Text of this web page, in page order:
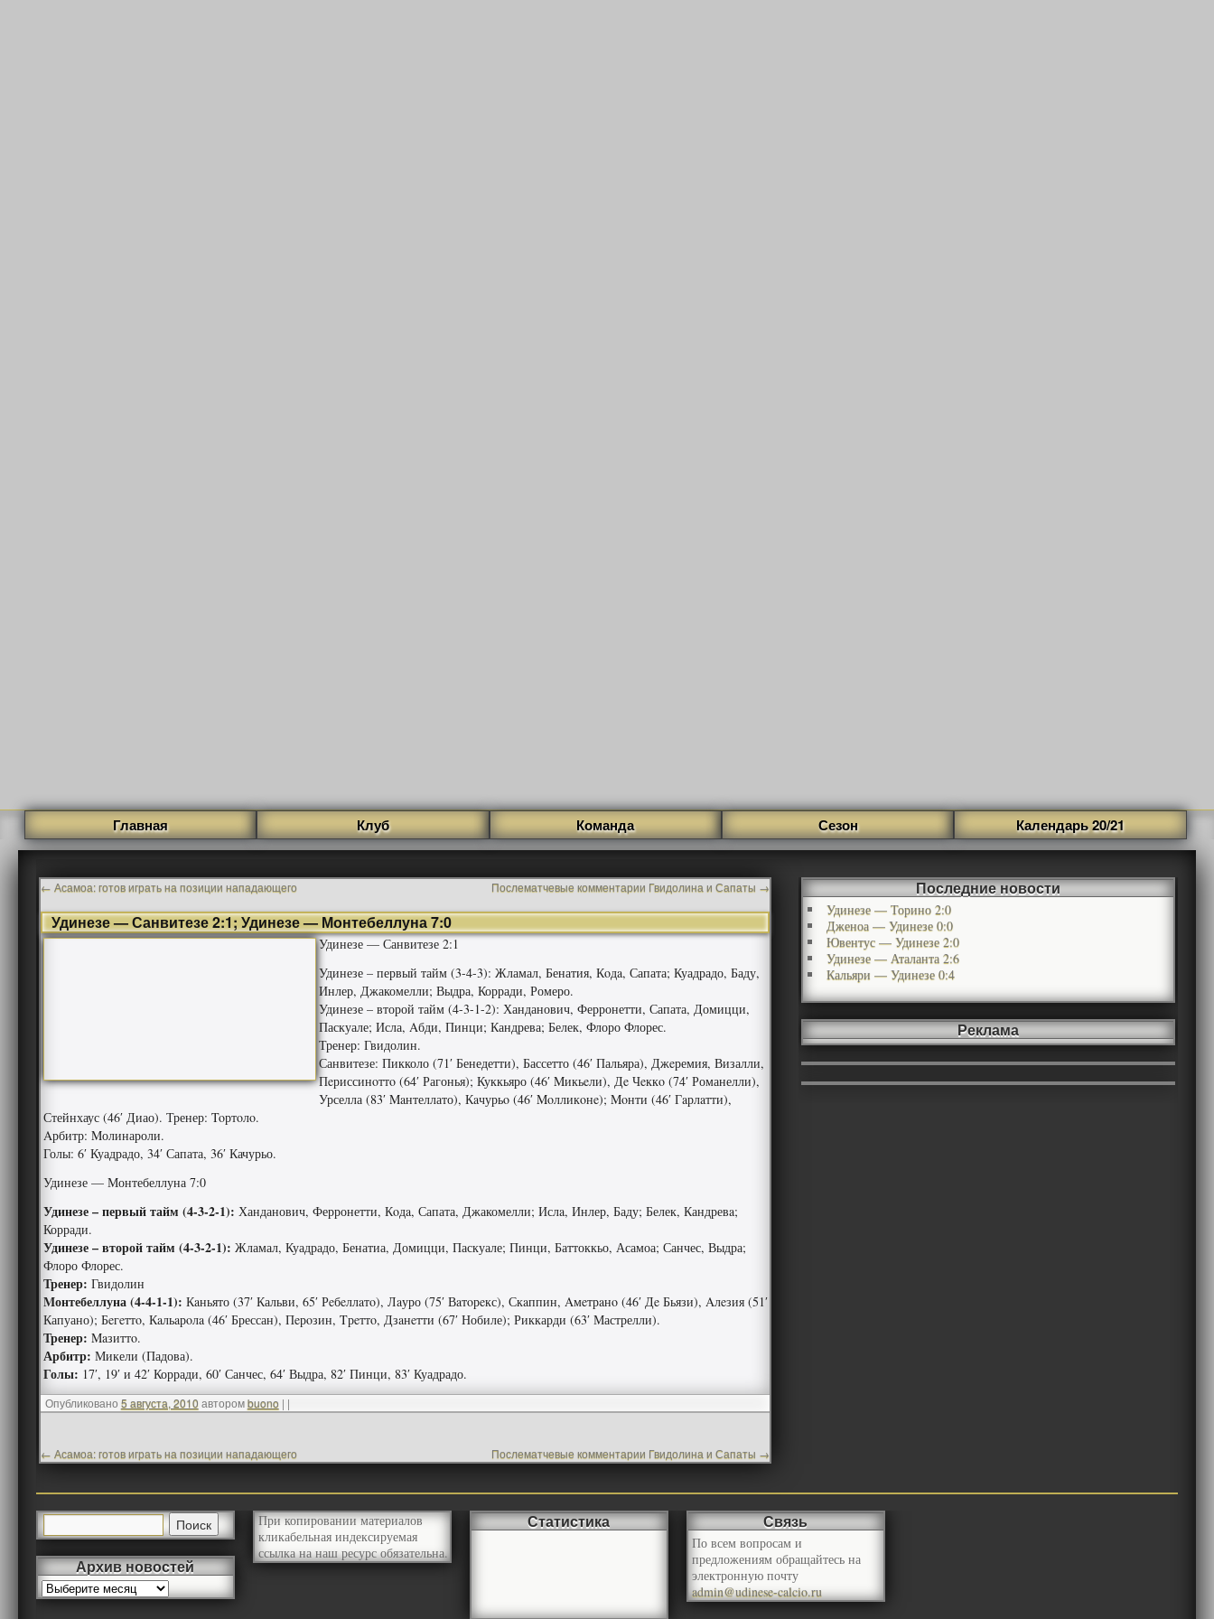
Главная Клуб Команда Сезон Календарь 20/21
← Асамоа: готов играть на позиции нападающего Послематчевые комментарии Гвидолина и Сапаты →
Удинезе — Санвитезе 2:1; Удинезе — Монтебеллуна 7:0
Удинезе — Санвитезе 2:1
Удинезе – первый тайм (3-4-3): Жламал, Бенатия, Кoдa, Сапата; Куадрадо, Баду,
Инлер, Джакомелли; Выдра, Корради, Ромеро.
Удинезе – второй тайм (4-3-1-2): Ханданович, Ферронетти, Сапата, Домицци,
Паскуале; Исла, Aбди, Пинци; Кандрева; Белек, Флоро Флорес.
Тренер: Гвидолин.
Санвитезе: Пикколо (71′ Бенедетти), Бассетто (46′ Пальяра), Джeремия, Визалли,
Пeриссинoттo (64′ Рагонья); Куккьяро (46′ Mикьeли), Дe Чeккo (74′ Романелли),
Урселла (83′ Maнтеллато), Кaчурьo (46′ Moлликoнe); Moнти (46′ Гaрлaтти),
Стейнхаус (46′ Диао). Тренер: Toртoлo.
Aрбитр: Mолинароли.
Голы: 6′ Куадрадо, 34′ Сапата, 36′ Качурьо.
Удинезе — Монтебеллуна 7:0
Удинезе – первый тайм (4-3-2-1): Ханданович, Ферронетти, Кoдa, Сапата, Джакомелли; Ислa, Инлер, Баду; Белек, Кандревa;
Корради.
Удинезе – второй тайм (4-3-2-1): Жламал, Куадрадо, Бенатиа, Домицци, Паскуале; Пинци, Баттоккьо, Асамоа; Санчес, Выдра;
Флоро Флорес.
Тренер: Гвидолин
Mонтебеллуна (4-4-1-1): Кaньято (37′ Кальви, 65′ Рeбeллaтo), Лaуро (75′ Вaтoрeкс), Скaппин, Aмeтрaнo (46′ Дe Бьязи), Aлeзия (51′
Капуано); Бeгeттo, Кaльaрoлa (46′ Брессан), Пeрoзин, Tрeттo, Дзaнeтти (67′ Нобиле); Риккарди (63′ Мастрелли).
Тренер: Maзиттo.
Арбитр: Микели (Падова).
Голы: 17′, 19′ и 42′ Корради, 60′ Санчес, 64′ Выдра, 82′ Пинци, 83′ Куадрадо.
Опубликовано 5 августа, 2010авторомbuono | |
← Асамоа: готов играть на позиции нападающего Послематчевые комментарии Гвидолина и Сапаты →
Последние новости
Удинезе — Торино 2:0
Дженоа — Удинезе 0:0
Ювентус — Удинезе 2:0
Удинезе — Аталанта 2:6
Кальяри — Удинезе 0:4
Реклама
Архив новостей
При копировании материалов
кликабельная индексируемая
ссылка на наш ресурс обязательна.
Статистика Связь
По всем вопросам и
предложениям обращайтесь на
электронную почту
admin@udinese-calcio.ru